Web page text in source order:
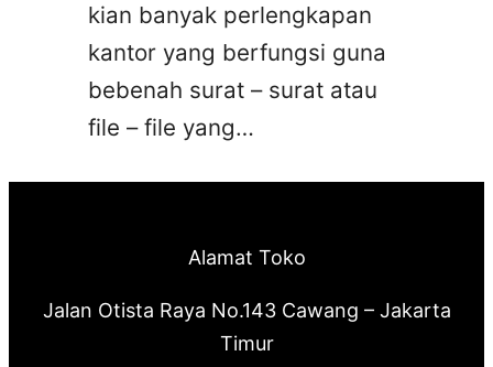
kian banyak perlengkapan
kantor yang berfungsi guna
bebenah surat – surat atau
file – file yang…
Alamat Toko
Jalan Otista Raya No.143 Cawang – Jakarta
Timur